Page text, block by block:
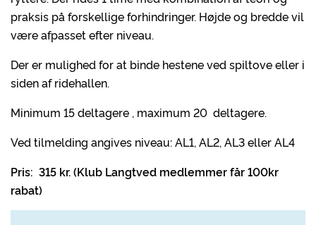
praksis på forskellige forhindringer. Højde og bredde vil
være afpasset efter niveau.
Der er mulighed for at binde hestene ved spiltove eller i
siden af ridehallen.
Minimum 15 deltagere , maximum 20 deltagere.
Ved tilmelding angives niveau: AL1, AL2, AL3 eller AL4
Pris: 315 kr. (Klub Langtved medlemmer får 100kr
rabat)